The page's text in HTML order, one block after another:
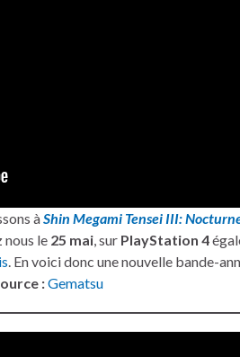
àShin Megami Tensei III:
nous le 25 mai, sur PlayStation 4
. En voici donc une nouvelle bande-
:Gematsu